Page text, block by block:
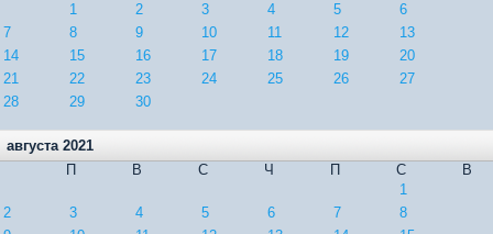
1
2 3 4 5
6
7
8 9 10 11 12
13
14
15 16 17 18 19
20
21
22 23 24 25 26
27
28
29 30
августа 2021
П
В С Ч П С
В
1
2
3 4 5 6 7
8